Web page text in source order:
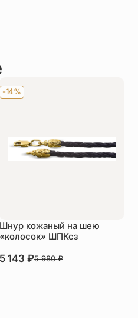
-14%
Шнур кожаный на шею
«колосок» ШПКсз
5 143 ₽5 980₽